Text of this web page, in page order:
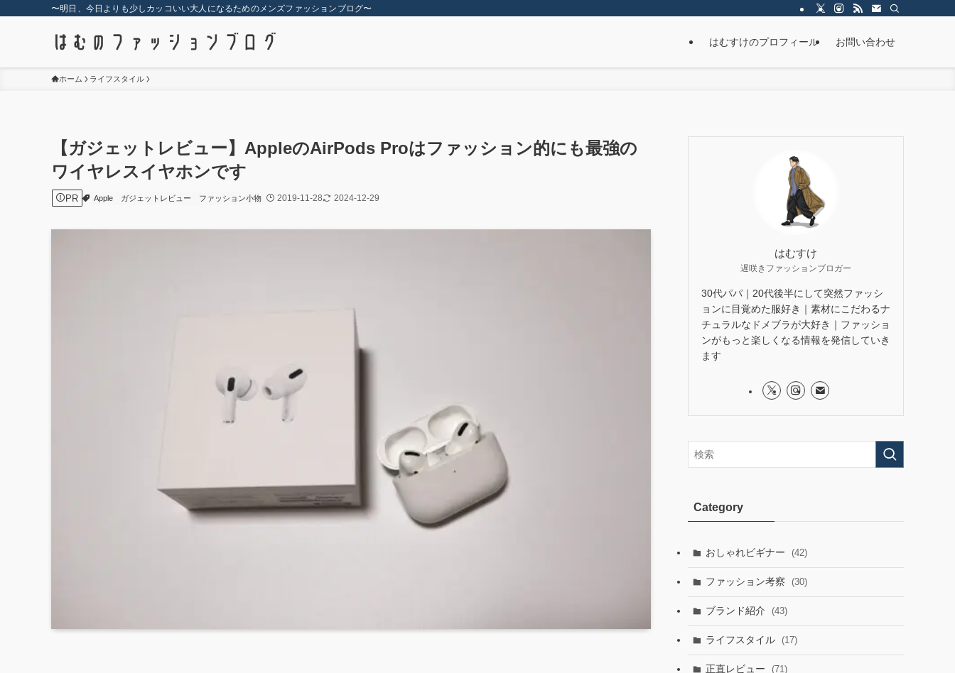
〜明日、今日よりも少しカッコいい大人になるためのメンズファッションブログ〜
はむすけのプロフィール お問い合わせ
ホーム ライフスタイル
【ガジェットレビュー】AppleのAirPods Proはファッション的にも最強の
ワイヤレスイヤホンです
PR Apple ガジェットレビュー ファッション小物 2019-11-28 2024-12-29
はむすけ
遅咲きファッションブロガー
30代パパ｜20代後半にして突然ファッシ
ョンに目覚めた服好き｜素材にこだわるナ
チュラルなドメブラが大好き｜ファッショ
ンがもっと楽しくなる情報を発信していき
ます
Category
おしゃれビギナー (42)
ファッション考察 (30)
ブランド紹介 (43)
ライフスタイル (17)
正直レビュー (71)